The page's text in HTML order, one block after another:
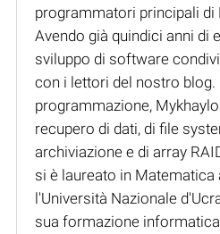
programmatori principali di
Avendo già quindici anni di
sviluppo di software
con i lettori del nostro blog.
programmazione,
recupero di dati, di file
archiviazione e di array
si è laureato in Matematica
l'Università Nazionale
sua formazione